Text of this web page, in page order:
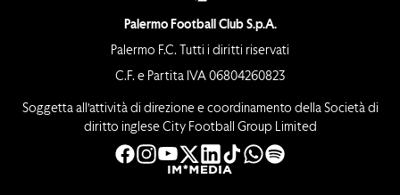
Palermo Football Club S.p.A.
Palermo F.C. Tutti i diritti riservati
C.F. e Partita IVA 06804260823
Soggetta all’attività di direzione e coordinamento della Società di
diritto inglese City Football Group Limited